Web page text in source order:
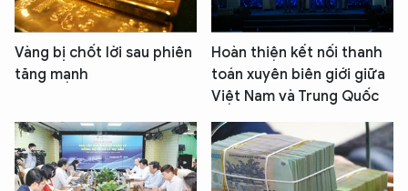
Vàng bị chốt lời sau phiên
tăng mạnh
Hoàn thiện kết nối thanh
toán xuyên biên giới giữa
Việt Nam và Trung Quốc